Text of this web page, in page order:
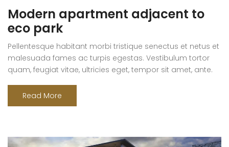
Modern apartment adjacent to
eco park
Pellentesque habitant morbi tristique senectus et netus et
malesuada fames ac turpis egestas. Vestibulum tortor
quam, feugiat vitae, ultricies eget, tempor sit amet, ante.
ultricies mi vitae est. Mauris placerat eleifend leo. Quisque
sit amet est et sapien ullamcorper pharetra. Vestibulum
Read More